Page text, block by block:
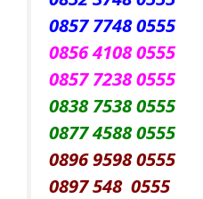
0857 7748 0555
0856 4108 0555
0857 7238 0555
0838 7538 0555
0877 4588 0555
0896 9598 0555
0897 548 0555